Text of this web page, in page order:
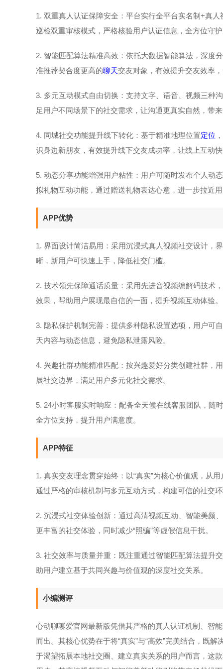
1. 双重真人认证保障安全：平台实行全平台实名制+真
巡检双重审核模式，严格核验用户认证信息，全方位守
2. 智能匹配算法精准高效：依托大数据智能算法，深度
准推荐契合度更高的聊天交友对象，有效提升交友效率
3. 多元互动模式自由切换：支持文字、语音、视频三种
足用户不同场景下的社交需求，让沟通更真实自然，带
4. 同城社交功能提升线下转化：基于精准地理位置定位
识身边新朋友，有效提升线下交友成功率，让线上互动
5. 动态分享功能增强用户粘性：用户可随时发布个人动
拟礼物互动功能，通过赠送礼物表达心意，进一步拉近
APP优势
1. 界面设计简洁易用：采用沉浸式真人视频社交设计，
晰，新用户可快速上手，降低社交门槛。
2. 技术领先保障通话质量：采用先进音视频编解码技术
效果，帮助用户展现最自信的一面，提升视频互动体验。
3. 隐私保护机制完善：提供多种隐私设置选项，用户可
天内容与动态信息，避免隐私泄露风险。
4. 兴趣社群功能精准匹配：按兴趣爱好分类创建社群，
展社交边界，满足用户多元化社交需求。
5. 24小时客服实时响应：配备全天候在线客服团队，随
全方位支持，提升用户满意度。
APP特征
1. 真实交友理念贯穿始终：以“真实”为核心价值观，从用
通过严格的审核机制与多元互动方式，构建可信的社交
2. 沉浸式社交体验创新：通过高清视频互动、智能美颜
更丰富的社交体验，同时减少“照骗”等虚假信息干扰。
3. 社交效率与质量并重：既注重通过智能匹配算法提升
助用户建立基于共同兴趣与价值观的深度社交关系。
小编测评
心动聊聊爱官网最新版凭借其严格的真人认证机制、智
而出。其核心优势在于将“真实”与“高效”完美结合，既
于渴望拓展本地社交圈、建立真实关系的用户而言，这